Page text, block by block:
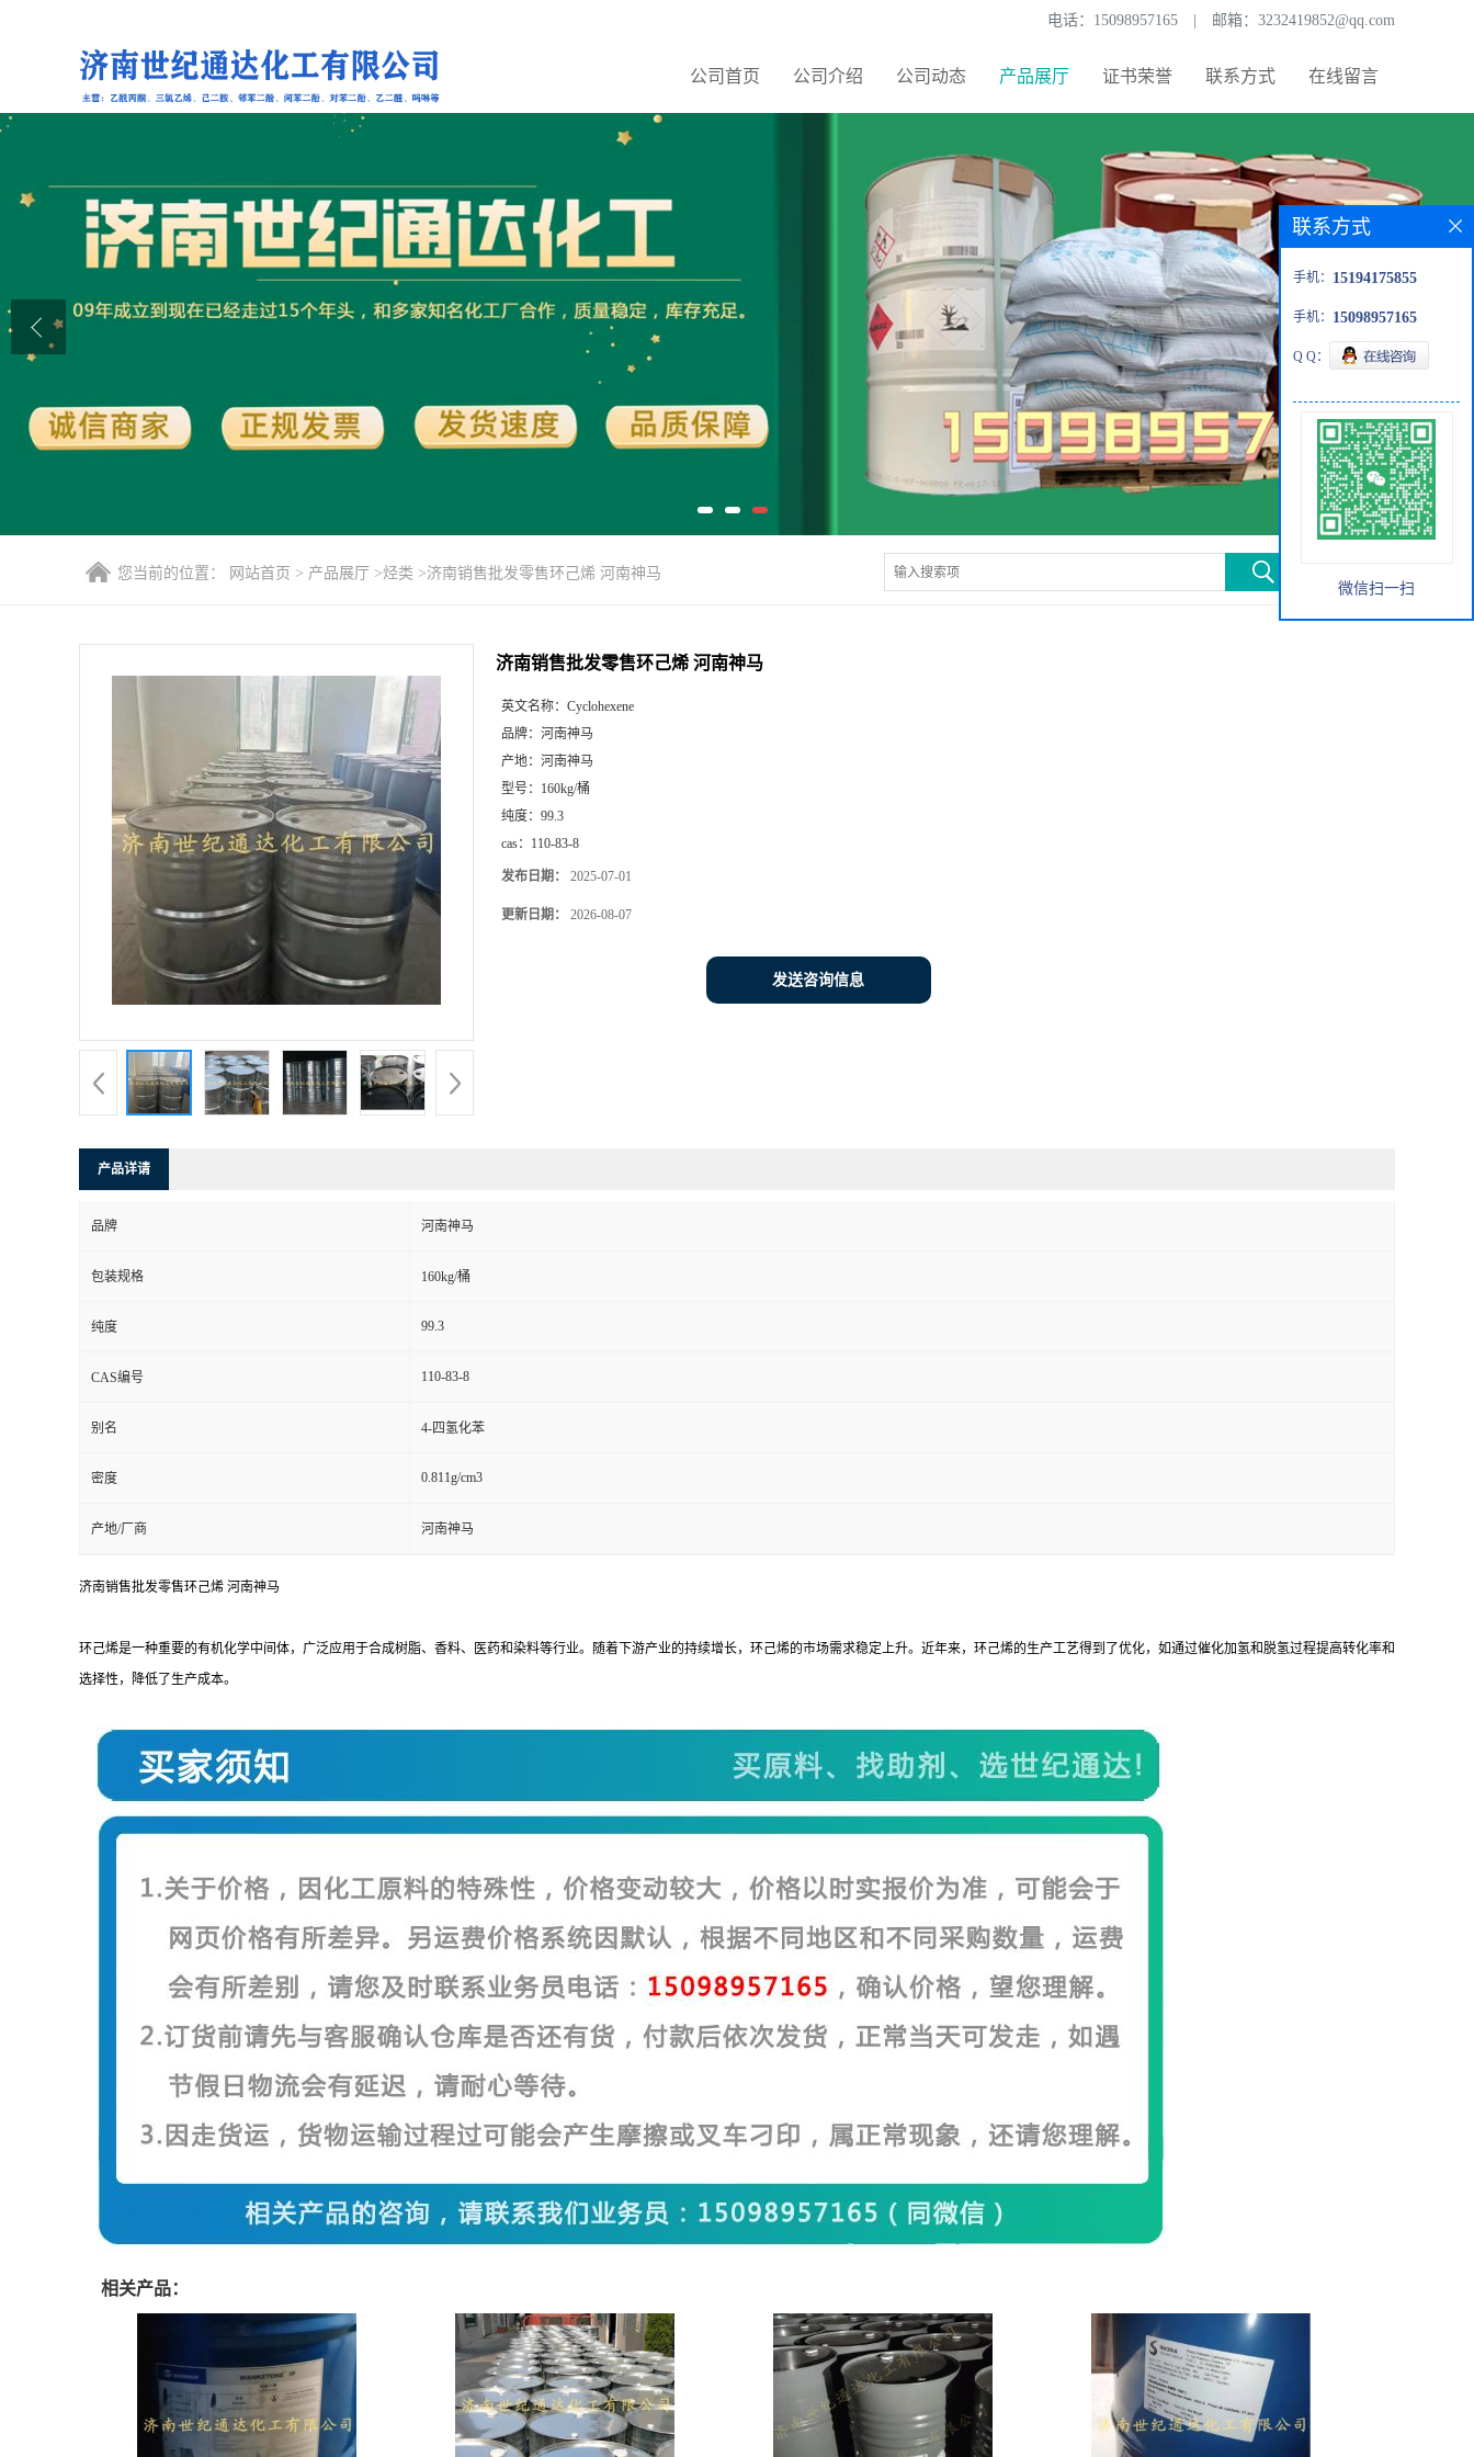
电话： 15098957165 邮箱： 3232419852@qq.com
公司首页 公司介绍 公司动态 产品展厅 证书荣誉 联系方式 在线留言
公司首页
产品展厅
联系方式
您当前的位置： 网站首页 > 产品展厅 >烃类 >济南销售批发零售环己烯 河南神马
济南销售批发零售环己烯 河南神马
英文名称： Cyclohexene
品牌： 河南神马
产地： 河南神马
型号： 160kg/桶
纯度： 99.3
cas： 110-83-8
发布日期： 2025-07-01
更新日期： 2026-08-07
发送咨询信息
产品详请
品牌 河南神马
包装规格 160kg/桶
纯度 99.3
CAS编号 110-83-8
别名 4-四氢化苯
密度 0.811g/cm3
产地/厂商 河南神马
济南销售批发零售环己烯 河南神马
环己烯是一种重要的有机化学中间体，广泛应用于合成树脂、香料、医药和染料等行业。随着下游产业的持续增长，环己烯的市场需求稳定上升。近年来，环己烯的生产工艺得到了优化，如通过催化加氢和脱氢过程提高转化率和
选择性，降低了生产成本。
相关产品：
联系方式
手机： 15194175855
手机： 15098957165
Q Q：
微信扫一扫